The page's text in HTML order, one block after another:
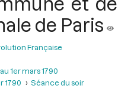
de Paris
Française
1er mars 1790
1790 Séance du soir